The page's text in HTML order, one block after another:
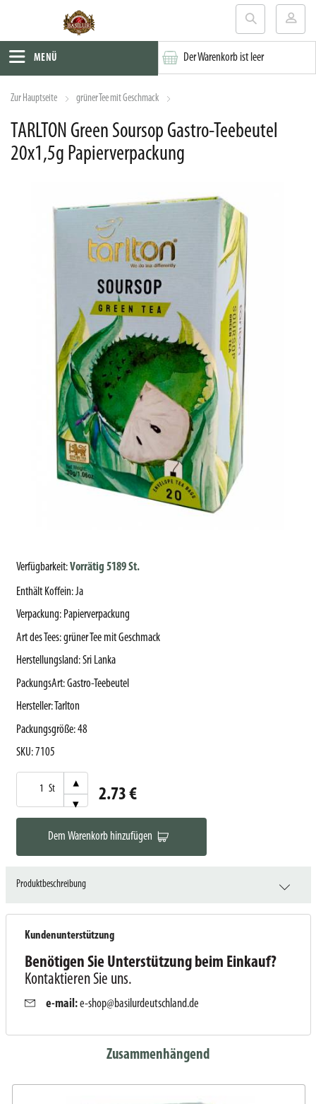
MENÜ Der Warenkorb ist leer
Zur Hauptseite grüner Tee mit Geschmack
TARLTON Green Soursop Gastro-Teebeutel
20x1,5g Papierverpackung
2.73 €
St
▾
▾
Dem Warenkorb hinzufügen
Verfügbarkeit:Vorrätig 5189 St.
Enthält Koffein:Ja
Verpackung: Papierverpackung
Art des Tees:grüner Tee mit Geschmack
Herstellungsland:Sri Lanka
PackungsArt:Gastro-Teebeutel
Hersteller: Tarlton
Packungsgröße:48
SKU: 7105
Produktbeschreibung
Kundenunterstützung
Benötigen Sie Unterstützung beim Einkauf?
Kontaktieren Sie uns.
e-mail:e-shop@basilurdeutschland.de
Zusammenhängend